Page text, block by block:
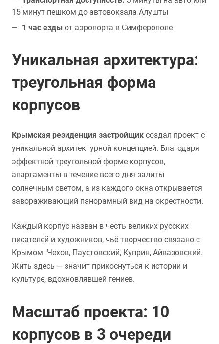
15 минут пешком до автовокзала Алушты
1 час езды от аэропорта в Симферополе
Уникальная архитектура:
треугольная форма
корпусов
Крымская резиденция застройщик создал проект с
уникальной архитектурной концепцией. Благодаря
эффектной треугольной форме корпусов,
апартаменты в течение всего дня залиты
солнечным светом, а из каждого окна открывается
завораживающий панорамный вид на окрестности.
Каждый корпус назван в честь великих русских
писателей и художников, чьё творчество связано с
Крымом: Чехов, Паустовский, Куприн, Айвазовский.
Жить здесь — значит прикоснуться к истории и
культуре, вдохновлявшей гениев.
Масштаб проекта: 10
корпусов в 3 очереди